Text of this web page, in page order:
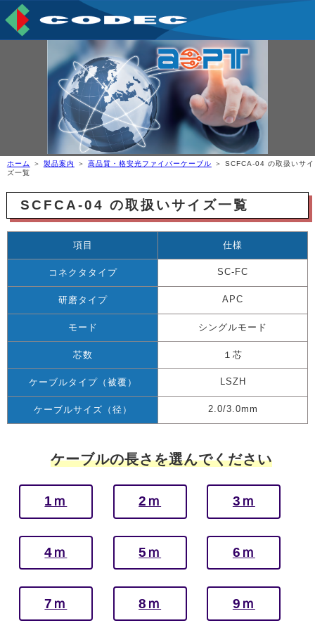
ホーム ＞ 製品案内 ＞ 高品質・格安光ファイバーケーブル ＞ SCFCA-04 の取扱いサイ
ズ一覧
SCFCA-04 の取扱いサイズ一覧
項目 仕様
コネクタタイプ SC-FC
研磨タイプ APC
モード シングルモード
芯数 １芯
ケーブルタイプ（被覆） LSZH
ケーブルサイズ（径） 2.0/3.0mm
ケーブルの長さを選んでください
1ｍ 2ｍ 3ｍ
4ｍ 5ｍ 6ｍ
7ｍ 8ｍ 9ｍ